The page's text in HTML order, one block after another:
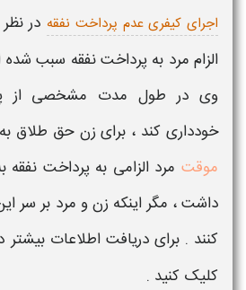
اجرای کیفری عدم پرداخت نفقهدر نظر
الزام مرد به پرداخت نفقه سبب
وی در طول مدت مشخصی از
خودداری کند ، برای زنحق طلاق
موقتمرد الزامی بهپرداخت نفقه
داشت ، مگر اینکه زن و مرد بر سر
کنند . برای دریافت اطلاعات بیشتر
کلیک کنید .